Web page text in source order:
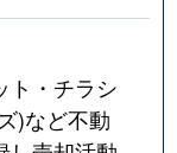
ト・チラシ
)など不動